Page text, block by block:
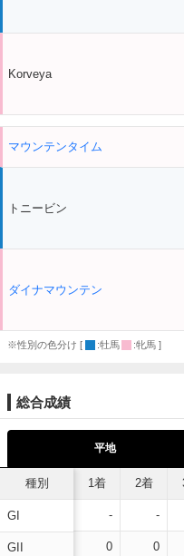
Korveya
マウンテンタイム
トニービン
ダイナマウンテン
※性別の色分け [ :牡馬 :牝馬 ]
総合成績
平地
種別
GI
GII
1着 2着
- -
0 0